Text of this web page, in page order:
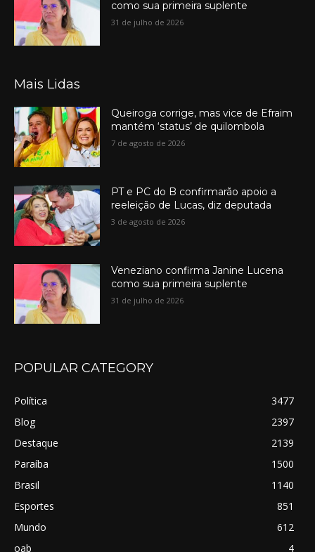
como sua primeira suplente
31 de julho de 2026
Mais Lidas
Queiroga corrige, mas vice de Efraim
mantém ‘status’ de quilombola
7 de agosto de 2026
PT e PC do B confirmarão apoio a
reeleição de Lucas, diz deputada
3 de agosto de 2026
Veneziano confirma Janine Lucena
como sua primeira suplente
31 de julho de 2026
POPULAR CATEGORY
Política
3477
Blog
2397
Destaque
2139
Paraíba
1500
Brasil
1140
Esportes
851
Mundo
612
oab
4